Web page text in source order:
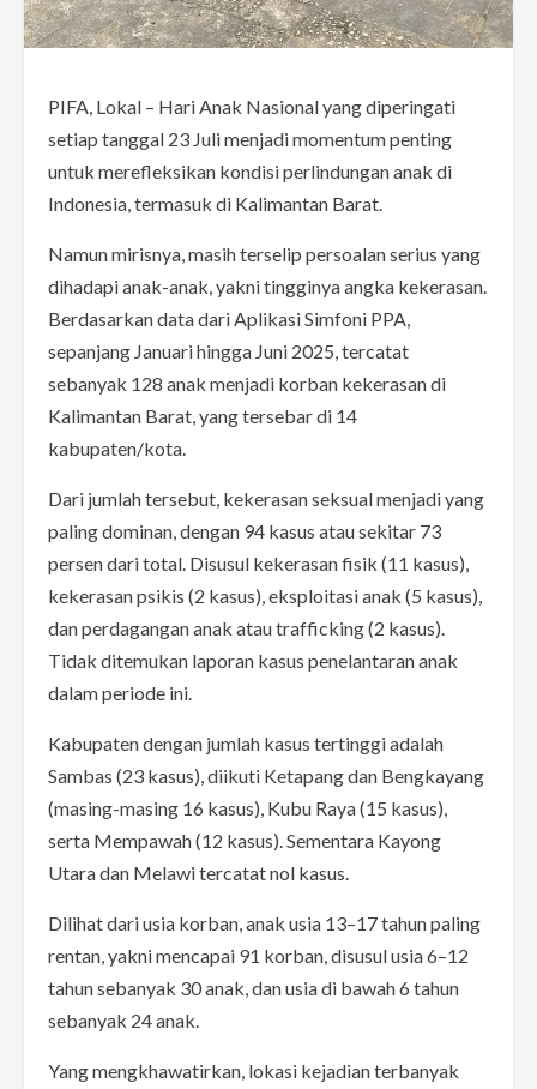
PIFA, Lokal – Hari Anak Nasional yang diperingati
setiap tanggal 23 Juli menjadi momentum penting
untuk merefleksikan kondisi perlindungan anak di
Indonesia, termasuk di Kalimantan Barat.
Namun mirisnya, masih terselip persoalan serius yang
dihadapi anak-anak, yakni tingginya angka kekerasan.
Berdasarkan data dari Aplikasi Simfoni PPA,
sepanjang Januari hingga Juni 2025, tercatat
sebanyak 128 anak menjadi korban kekerasan di
Kalimantan Barat, yang tersebar di 14
kabupaten/kota.
Dari jumlah tersebut, kekerasan seksual menjadi yang
paling dominan, dengan 94 kasus atau sekitar 73
persen dari total. Disusul kekerasan fisik (11 kasus),
kekerasan psikis (2 kasus), eksploitasi anak (5 kasus),
dan perdagangan anak atau trafficking (2 kasus).
Tidak ditemukan laporan kasus penelantaran anak
dalam periode ini.
Kabupaten dengan jumlah kasus tertinggi adalah
Sambas (23 kasus), diikuti Ketapang dan Bengkayang
(masing-masing 16 kasus), Kubu Raya (15 kasus),
serta Mempawah (12 kasus). Sementara Kayong
Utara dan Melawi tercatat nol kasus.
Dilihat dari usia korban, anak usia 13–17 tahun paling
rentan, yakni mencapai 91 korban, disusul usia 6–12
tahun sebanyak 30 anak, dan usia di bawah 6 tahun
sebanyak 24 anak.
Yang mengkhawatirkan, lokasi kejadian terbanyak